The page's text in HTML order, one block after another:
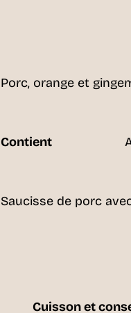
Porc, orange et
Contient
Saucisse de porc
Cuisson et